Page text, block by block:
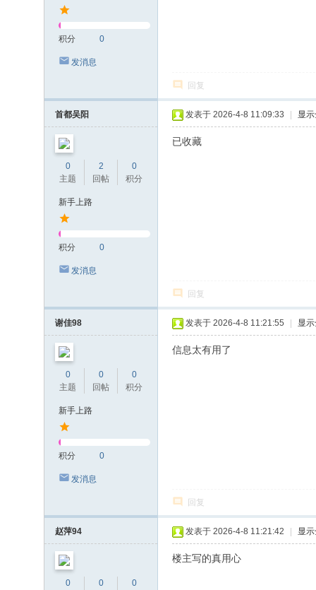
积分 0
发消息
回复
首都吴阳
0
主题
2
回帖
0
积分
新手上路
积分 0
发消息
发表于 2026-4-8 11:09:33 显
已收藏
回复
谢佳98
0
主题
0
回帖
0
积分
新手上路
积分 0
发消息
发表于 2026-4-8 11:21:55 显
信息太有用了
回复
赵萍94
0
0
0
发表于 2026-4-8 11:21:42 显
楼主写的真用心